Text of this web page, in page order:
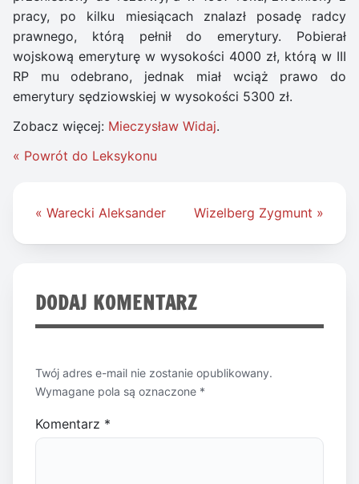
pracy, po kilku miesiącach znalazł posadę radcy
prawnego, którą pełnił do emerytury. Pobierał
wojskową emeryturę w wysokości 4000 zł, którą w III
RP mu odebrano, jednak miał wciąż prawo do
emerytury sędziowskiej w wysokości 5300 zł.
Zobacz więcej: Mieczysław Widaj.
« Powrót do Leksykonu
Nawigacja
« Warecki Aleksander Wizelberg Zygmunt »
DODAJ KOMENTARZ
Twój adres e-mail nie zostanie opublikowany.
Wymagane pola są oznaczone *
Komentarz *